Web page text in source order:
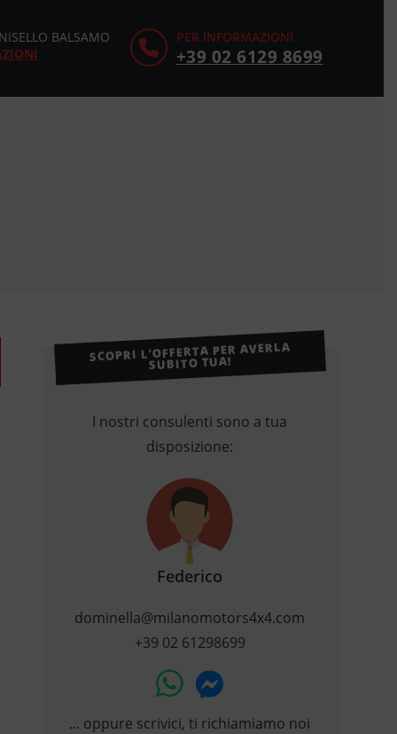
PER INFORMAZIONI
+39 02 6129 8699
BALSAMO
SCOPRI L’OFFERTA PER AVERLA
SUBITO TUA!
I nostri consulenti sono a tua
disposizione:
Federico
dominella@milanomotors4x4.com
+39 02 61298699
... oppure scrivici, ti richiamiamo noi